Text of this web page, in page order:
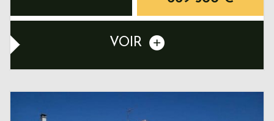
VOIR